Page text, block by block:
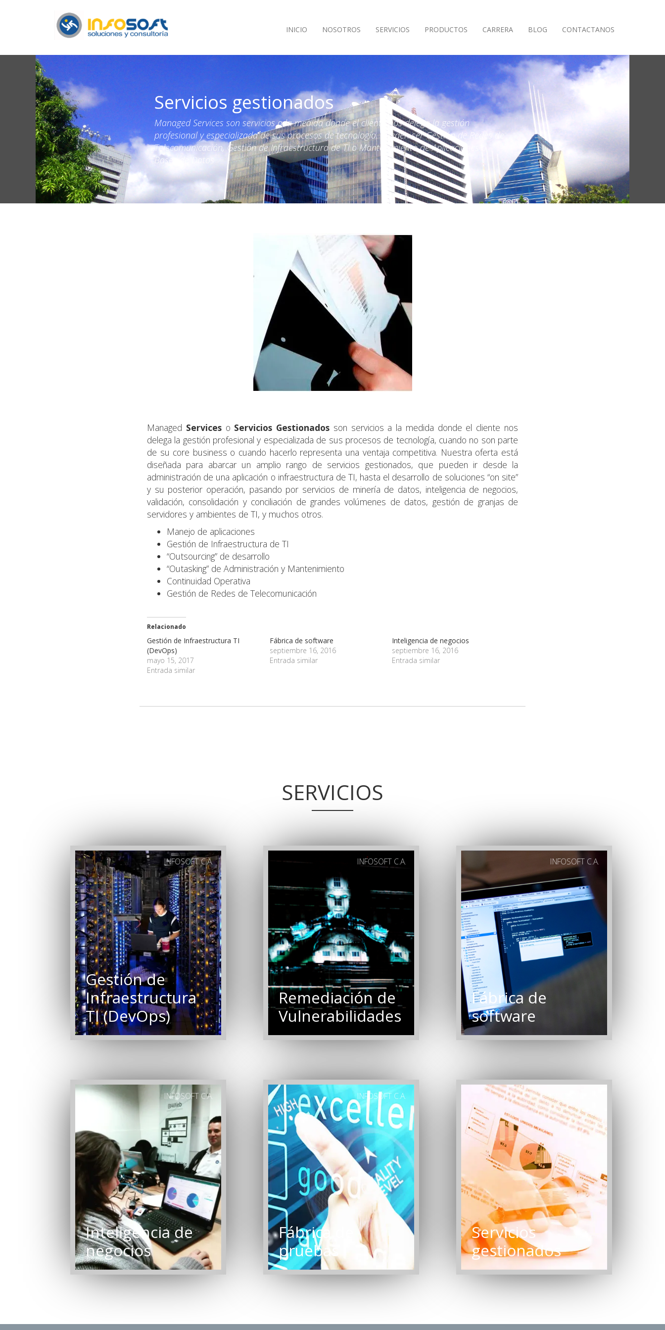
INICIO NOSOTROS SERVICIOS PRODUCTOS CARRERA BLOG CONTACTANOS
Servicios gestionados
Managed Services son servicios a la medida donde el cliente nos delega la gestión
profesional y especializada de sus procesos de tecnología. Pueden ser Gestión de Redes de
Telecomunicación, Gestión de Infraestructura de TI o Mantenimiento de Aplicaciones o
Bases de Datos
Managed Serviceso Servicios Gestionados son servicios a la medida donde el cliente nos
delega la gestión profesional y especializada de sus procesos de tecnología, cuando no son parte
de su core business o cuando hacerlo representa una ventaja competitiva. Nuestra oferta está
diseñada para abarcar un amplio rango de servicios gestionados, que pueden ir desde la
administración de una aplicación o infraestructura de TI, hasta el desarrollo de soluciones “on site”
y su posterior operación, pasando por servicios de minería de datos, inteligencia de negocios,
validación, consolidación y conciliación de grandes volúmenes de datos, gestión de granjas de
servidores y ambientes de TI, y muchos otros.
Manejo de aplicaciones
Gestión de Infraestructura de TI
“Outsourcing” de desarrollo
“Outasking” de Administración y Mantenimiento
Continuidad Operativa
Gestión de Redes de Telecomunicación
Relacionado
Gestión de Infraestructura TI
(DevOps)
mayo 15, 2017
Entrada similar
Fábrica de software
septiembre 16, 2016
Entrada similar
Inteligencia de negocios
septiembre 16, 2016
Entrada similar
SERVICIOS
Gestión de
Infraestructura
TI (DevOps)
INFOSOFT C.A.
Remediación de
Vulnerabilidades
INFOSOFT C.A.
Fábrica de
software
INFOSOFT C.A.
Inteligencia de
negocios
INFOSOFT C.A.
Fábrica de
pruebas
INFOSOFT C.A.
Servicios
gestionados
INFOSOFT C.A.